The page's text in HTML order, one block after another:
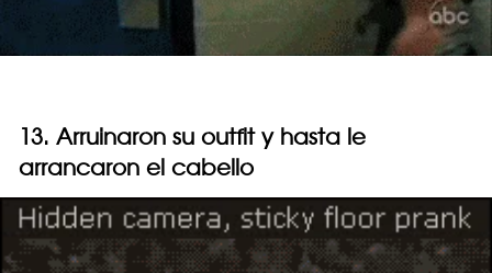
13. Arruinaron su outfit y hasta le
arrancaron el cabello